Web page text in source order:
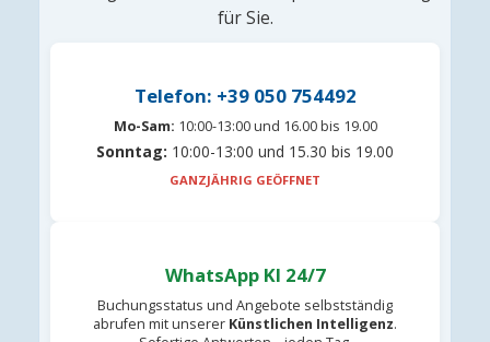
für Sie.
Telefon: +39 050 754492
Mo-Sam: 10:00-13:00 und 16.00 bis 19.00
Sonntag: 10:00-13:00 und 15.30 bis 19.00
GANZJÄHRIG GEÖFFNET
WhatsApp KI 24/7
Buchungsstatus und Angebote selbstständig
abrufen mit unserer Künstlichen Intelligenz.